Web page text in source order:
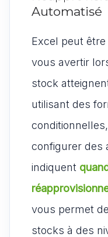
Automatisé
Excel peut
vous avertir
stock
utilisant des
configurer des
indiquent
vous permet
stocks à des